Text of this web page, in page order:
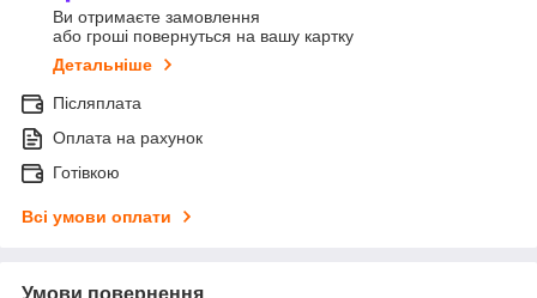
Ви отримаєте замовлення
або гроші повернуться на вашу картку
Детальніше
Післяплата
Оплата на рахунок
Готівкою
Всі умови оплати
Умови повернення